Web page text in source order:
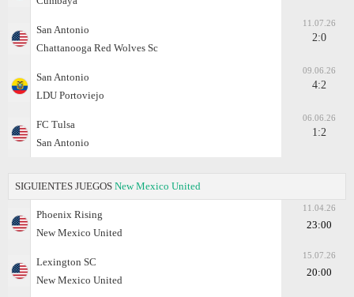
San Antonio
Chattanooga Red Wolves Sc
11.07.26
2:0
San Antonio
LDU Portoviejo
09.06.26
4:2
FC Tulsa
San Antonio
06.06.26
1:2
SIGUIENTES JUEGOS New Mexico United
Phoenix Rising
New Mexico United
11.04.26
23:00
Lexington SC
New Mexico United
15.07.26
20:00